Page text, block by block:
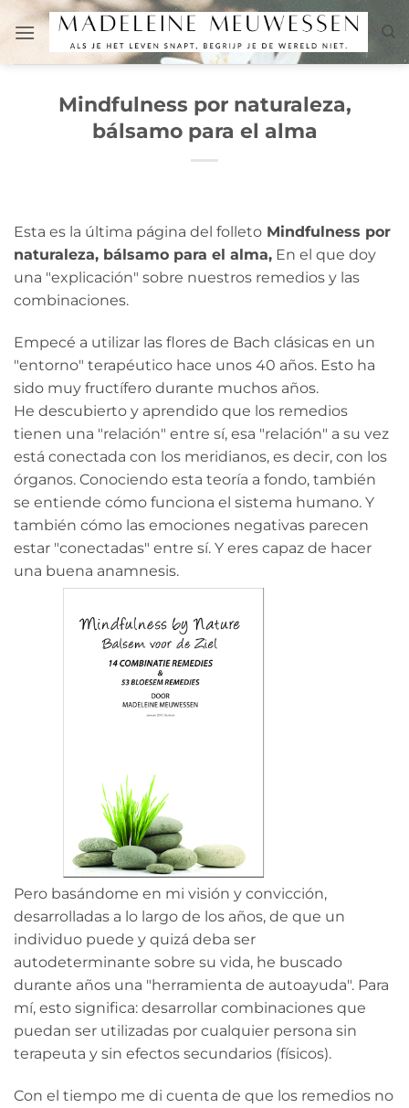
contenido
Mindfulness por naturaleza,
bálsamo para el alma
Esta es la última página del folleto Mindfulness por
naturaleza, bálsamo para el alma, En el que doy
una "explicación" sobre nuestros remedios y las
combinaciones.
Empecé a utilizar las flores de Bach clásicas en un
"entorno" terapéutico hace unos 40 años. Esto ha
sido muy fructífero durante muchos años.
He descubierto y aprendido que los remedios
tienen una "relación" entre sí, esa "relación" a su vez
está conectada con los meridianos, es decir, con los
órganos. Conociendo esta teoría a fondo, también
se entiende cómo funciona el sistema humano. Y
también cómo las emociones negativas parecen
estar "conectadas" entre sí. Y eres capaz de hacer
una buena anamnesis.
Pero basándome en mi visión y convicción,
desarrolladas a lo largo de los años, de que un
individuo puede y quizá deba ser
autodeterminante sobre su vida, he buscado
durante años una "herramienta de autoayuda". Para
mí, esto significa: desarrollar combinaciones que
puedan ser utilizadas por cualquier persona sin
terapeuta y sin efectos secundarios (físicos).
Con el tiempo me di cuenta de que los remedios no